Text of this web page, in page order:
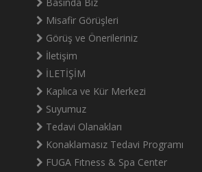
Misafir Görüşleri
Görüş ve Önerileriniz
İletişim
İLETİŞİM
Kaplıca ve Kür Merkezi
Suyumuz
Tedavi Olanakları
Konaklamasız Tedavi Programı
FUGA Fıtness & Spa Center